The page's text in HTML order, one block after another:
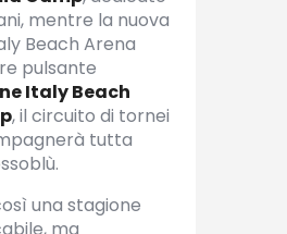
mentre la nuova
Beach Arena
pulsante
Italy Beach
, il circuito di tornei
tutta
una stagione
ma